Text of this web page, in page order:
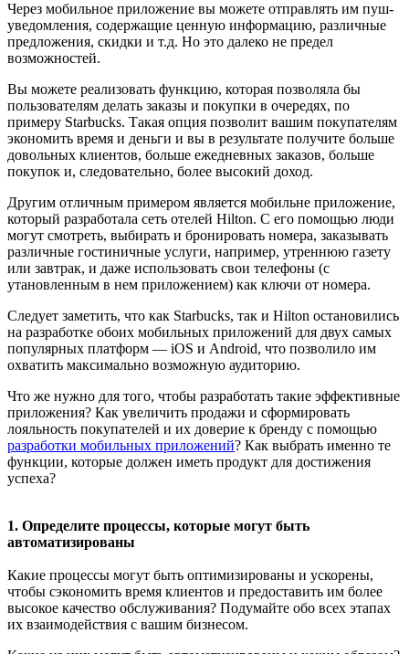
Через мобильное приложение вы можете отправлять им пуш-
уведомления, содержащие ценную информацию, различные
предложения, скидки и т.д. Но это далеко не предел
возможностей.
Вы можете реализовать функцию, которая позволяла бы
пользователям делать заказы и покупки в очередях, по
примеру Starbucks. Такая опция позволит вашим покупателям
экономить время и деньги и вы в результате получите больше
довольных клиентов, больше ежедневных заказов, больше
покупок и, следовательно, более высокий доход.
Другим отличным примером является мобильне приложение,
который разработала сеть отелей Hilton. С его помощью люди
могут смотреть, выбирать и бронировать номера, заказывать
различные гостиничные услуги, например, утреннюю газету
или завтрак, и даже использовать свои телефоны (с
утановленным в нем приложением) как ключи от номера.
Следует заметить, что как Starbucks, так и Hilton остановились
на разработке обоих мобильных приложений для двух самых
популярных платформ — iOS и Android, что позволило им
охватить максимально возможную аудиторию.
Что же нужно для того, чтобы разработать такие эффективные
приложения? Как увеличить продажи и сформировать
лояльность покупателей и их доверие к бренду с помощью
разработки мобильных приложений? Как выбрать именно те
функции, которые должен иметь продукт для достижения
успеха?
1. Определите процессы, которые могут быть
автоматизированы
Какие процессы могут быть оптимизированы и ускорены,
чтобы сэкономить время клиентов и предоставить им более
высокое качество обслуживания? Подумайте обо всех этапах
их взаимодействия с вашим бизнесом.